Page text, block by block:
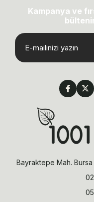
Kampanya ve
Bayraktepe Mah.